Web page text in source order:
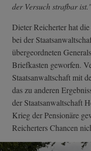
der Versuch strafbar
Dieter Reicherter hat
bei der
übergeordneten
Briefkasten geworfen.
Staatsanwaltschaft mit
das zu anderen
der Staatsanwaltschaft
Krieg der Pensionäre
Reicherters Chancen